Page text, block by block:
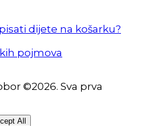
dijete na košarku?
pojmova
©2026. Sva prva
All